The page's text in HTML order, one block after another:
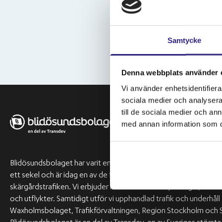
Samtycke
Denna webbplats använder
Vi använder
sociala medier och
till de sociala medier och
med annan information som
Blidösundsbolaget har varit en del av Stockholms skärgård i över
ett sekel och är idag en av de främsta aktörerna inom
skärgårdstrafiken. Vi erbjuder musik- och matkryssningar, event
och utflykter. Samtidigt utför vi upphandlad trafik och underhåll
Waxholmsbolaget, Trafikförvaltningen, Region Stockholm och